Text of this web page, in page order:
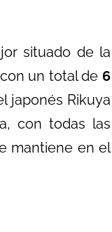
situado de la
un total de 6
japonés Rikuya
con todas las
mantiene en el